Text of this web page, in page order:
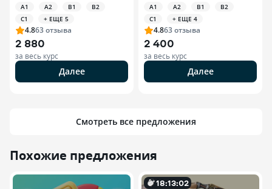
A1 A2 B1
B2
C1
+ ЕЩЕ 5
4.863отзыва
2 880
за весь курс
Далее
A1 A2 B1
B2
C1
+ ЕЩЕ 4
4.863отзыва
2 400
за весь курс
Далее
Смотреть все предложения
Похожие предложения
18:13:01